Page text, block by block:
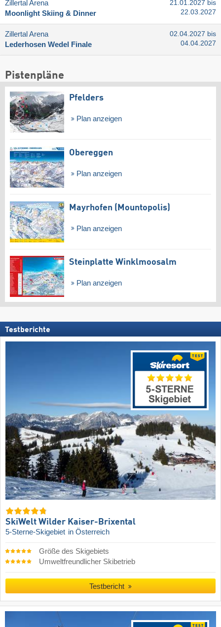
Zillertal Arena
Moonlight Skiing & Dinner
21.01.2027 bis
22.03.2027
Zillertal Arena
Lederhosen Wedel Finale
02.04.2027 bis
04.04.2027
Pistenpläne
Pfelders
Plan anzeigen
Obereggen
Plan anzeigen
Mayrhofen (Mountopolis)
Plan anzeigen
Steinplatte Winklmoosalm
Plan anzeigen
Testberichte
SkiWelt Wilder Kaiser-Brixental
5-Sterne-Skigebiet in Österreich
Größe des Skigebiets
Umweltfreundlicher Skibetrieb
Testbericht